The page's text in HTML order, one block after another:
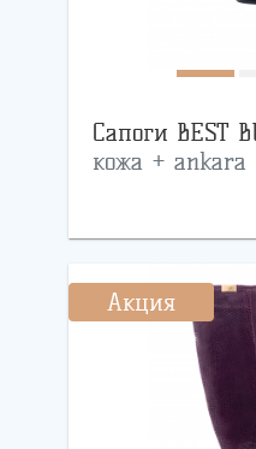
Сапоги BEST
кожа + ankara
Акция